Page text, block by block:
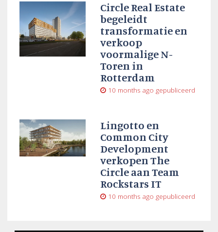
Circle Real Estate
begeleidt
transformatie en
verkoop
voormalige N-
Toren in
Rotterdam
10 months ago gepubliceerd
Lingotto en
Common City
Development
verkopen The
Circle aan Team
Rockstars IT
10 months ago gepubliceerd